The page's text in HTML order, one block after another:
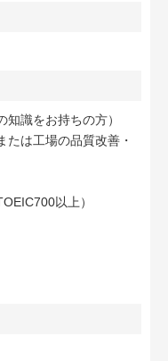
知識をお持ちの方）
たは工場の品質改善・
以上）